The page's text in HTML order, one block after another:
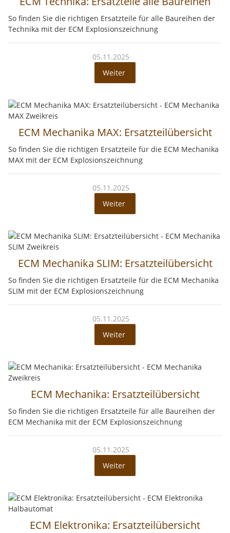
So finden Sie die richtigen Ersatzteile für alle Baureihen der
Technika mit der ECM Explosionszeichnung
05.11.2025
Weiter
ECM Mechanika MAX: Ersatzteilübersicht
So finden Sie die richtigen Ersatzteile für die ECM Mechanika
MAX mit der ECM Explosionszeichnung
05.11.2025
Weiter
ECM Mechanika SLIM: Ersatzteilübersicht
So finden Sie die richtigen Ersatzteile für die ECM Mechanika
SLIM mit der ECM Explosionszeichnung
05.11.2025
Weiter
ECM Mechanika: Ersatzteilübersicht
So finden Sie die richtigen Ersatzteile für alle Baureihen der
ECM Mechanika mit der ECM Explosionszeichnung
05.11.2025
Weiter
ECM Elektronika: Ersatzteilübersicht